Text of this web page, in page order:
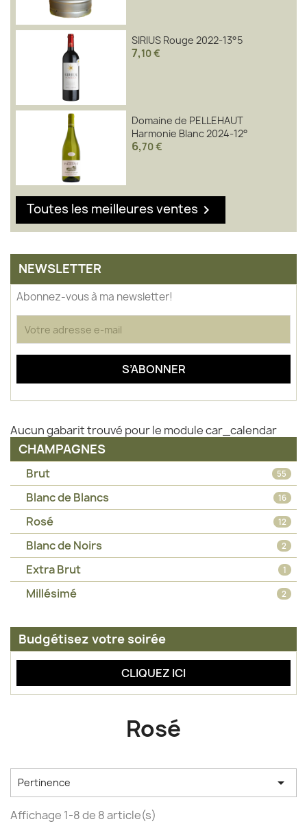
SIRIUS Rouge 2022-13°5
7,10 €
Domaine de PELLEHAUT
Harmonie Blanc 2024-12°
6,70 €
Toutes les meilleures ventes 
NEWSLETTER
Abonnez-vous à ma newsletter!
Aucun gabarit trouvé pour le module car_calendar
CHAMPAGNES
Brut 55
Blanc de Blancs 16
Rosé 12
Blanc de Noirs 2
Extra Brut 1
Millésimé 2
Budgétisez votre soirée
CLIQUEZ ICI
Rosé
Pertinence 
Affichage 1-8 de 8 article(s)